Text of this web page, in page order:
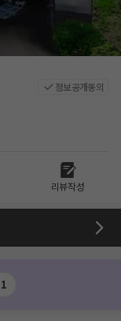
정보공개동의
리뷰작성
1